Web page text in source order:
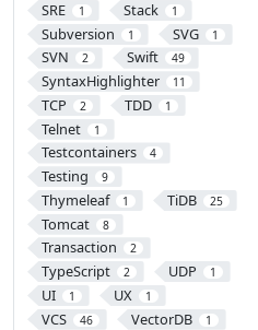
SRE 1 Stack 1
Subversion 1 SVG 1
SVN 2 Swift 49
SyntaxHighlighter 11
TCP 2 TDD 1
Telnet 1
Testcontainers 4
Testing 9
Thymeleaf 1 TiDB 25
Tomcat 8
Transaction 2
TypeScript 2 UDP 1
UI 1 UX 1
VCS 46 VectorDB 1